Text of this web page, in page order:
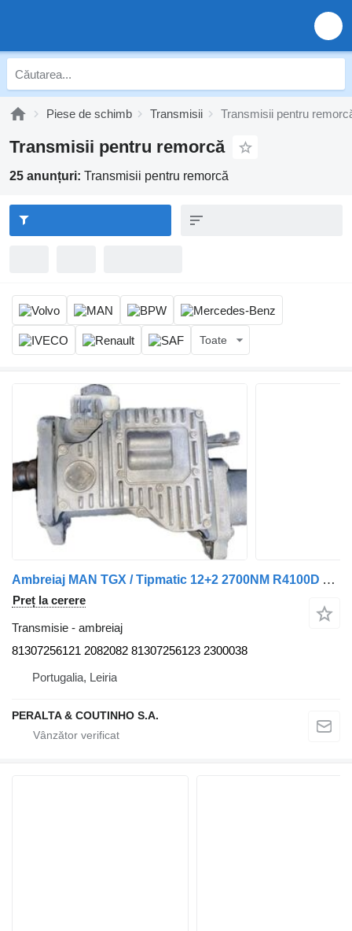
Piese de schimb Transmisii Transmisii pentru
Transmisii pentru remorcă
25 anunțuri: Transmisii pentru remorcă
Toate
Ambreiaj MAN TGX / Tipmatic 12+2 2700NM R4100D Atuador da Embraiagem 81307256121 pentru remorcă MAN
Preț la cerere
Transmisie - ambreiaj
81307256121 2082082 81307256123 2300038
Portugalia, Leiria
PERALTA & COUTINHO S.A.